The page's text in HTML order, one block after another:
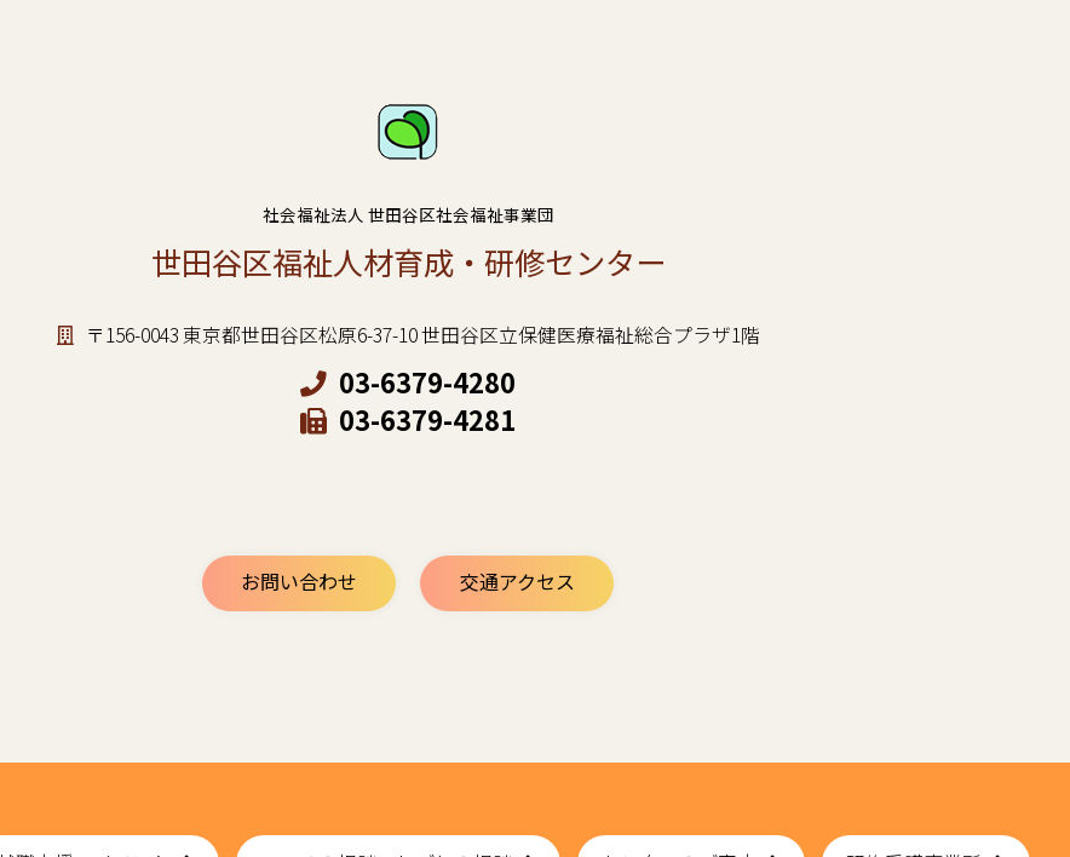
社会福祉法人 世田谷区社会福祉事業団
世田谷区福祉人材育成・研修センター
〒156-0043 東京都世田谷区松原6-37-10 世田谷区立保健医療福祉総合プラザ1階
03-6379-4280
03-6379-4281
お問い合わせ 交通アクセス